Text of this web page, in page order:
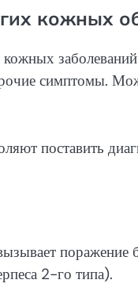
кожных
заболеваний
симптомы.
поставить
2-го типа).